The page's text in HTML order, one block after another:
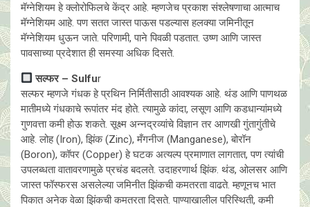
मॅग्नेशियम हे क्लोरोफिलचे केंद्र आहे. म्हणजेच प्रकाश संश्लेषणाचा आत्माच
मॅग्नेशियम आहे. पण सतत जास्त पाऊस पडल्यास हलक्या जमिनीतून
मॅग्नेशियम धुऊन जाते. परिणामी, पाने पिवळी पडतात. उष्ण आणि जास्त
पावसाच्या प्रदेशात ही समस्या अधिक दिसते.
सल्फर – Sulfur
सल्फर म्हणजे गंधक हे प्रथिन निर्मितीसाठी आवश्यक आहे. थंड आणि पाणथळ
मातीमध्ये गंधकाचे रूपांतर मंद होते. त्यामुळे कांदा, लसूण आणि कडधान्यांमध्ये
गुणवत्ता कमी होऊ शकते. सूक्ष्म अन्नद्रव्यांचे विज्ञान तर आणखी गुंतागुंतीचे
आहे. लोह (Iron), झिंक (Zinc), मँगनीज (Manganese), बोरॉन
(Boron), कॉपर (Copper) हे घटक अत्यल्प प्रमाणात लागतात, पण त्यांची
उपलब्धता वातावरणामुळे प्रचंड बदलते. उदाहरणार्थ झिंक. थंड, ओलसर आणि
जास्त फॉस्फरस असलेल्या जमिनीत झिंकची कमतरता वाढते. म्हणूनच भात
पिकात अनेक वेळा झिंकची कमतरता दिसते. पाण्याखालील परिस्थिती, कमी